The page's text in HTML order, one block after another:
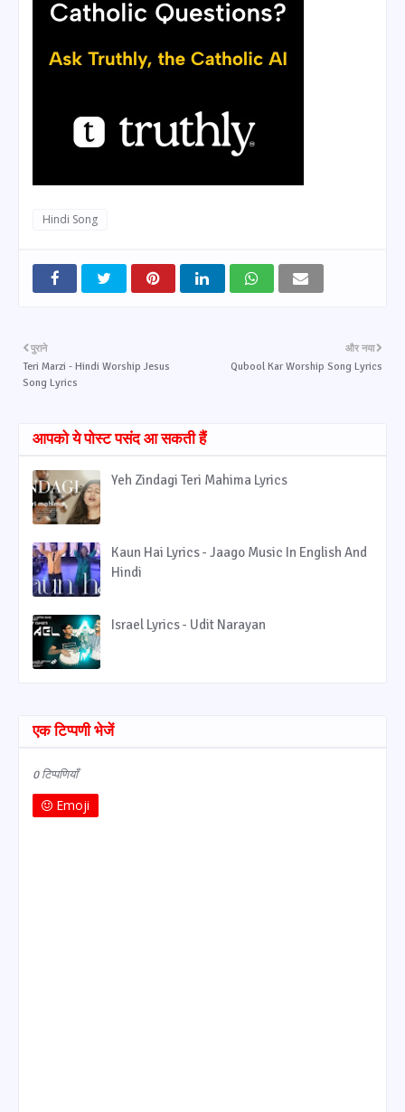
Hindi Song
और नया
Qubool Kar Worship Song Lyrics
पुराने
Teri Marzi - Hindi Worship Jesus
Song Lyrics
आपको ये पोस्ट पसंद आ सकती हैं
Yeh Zindagi Teri Mahima Lyrics
Kaun Hai Lyrics - Jaago Music In English And
Hindi
Israel Lyrics - Udit Narayan
एक टिप्पणी भेजें
0 टिप्पणियाँ
Emoji